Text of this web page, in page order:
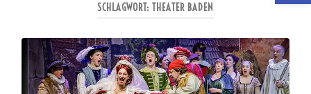
SCHLAGWORT: THEATER BADEN